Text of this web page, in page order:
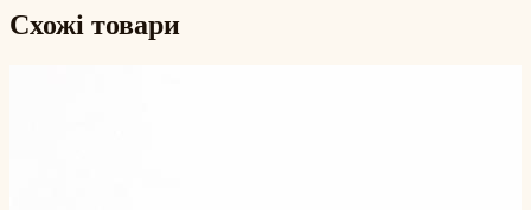
Схожі товари